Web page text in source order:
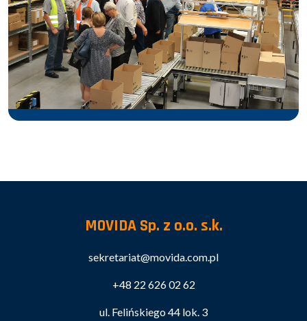
MOVIDA Sp. z o.o. s.k.
sekretariat@movida.com.pl
+48 22 626 02 62
ul. Felińskiego 44 lok. 3